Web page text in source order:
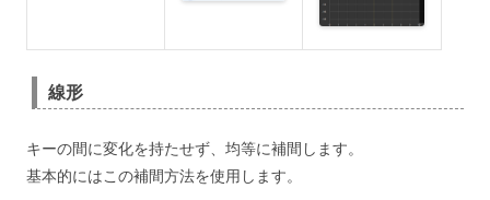
線形
キーの間に変化を持たせず、均等に補間します。
基本的にはこの補間方法を使用します。